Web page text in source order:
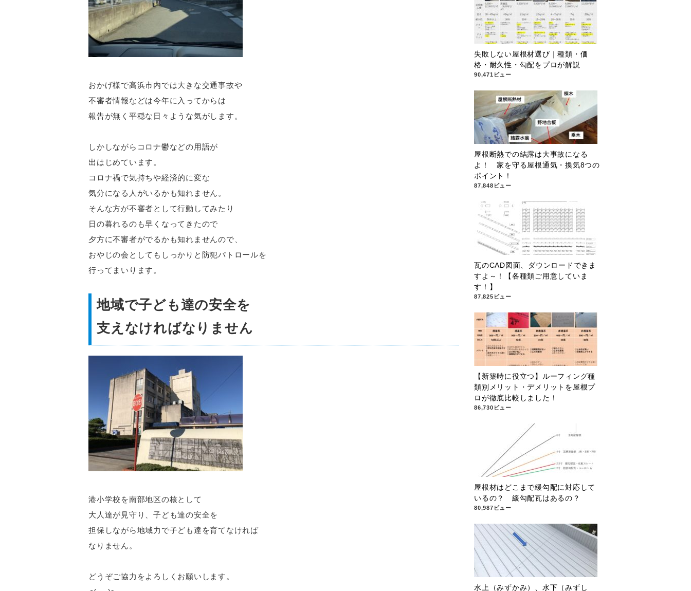
おかげ様で高浜市内では大きな交通事故や
不審者情報などは今年に入ってからは
報告が無く平穏な日々ような気がします。
しかしながらコロナ鬱などの用語が
出はじめています。
コロナ禍で気持ちや経済的に変な
気分になる人がいるかも知れません。
そんな方が不審者として行動してみたり
日の暮れるのも早くなってきたので
夕方に不審者がでるかも知れませんので、
おやじの会としてもしっかりと防犯パトロールを
行ってまいります。
地域で子ども達の安全を
支えなければなりません
港小学校を南部地区の核として
大人達が見守り、子ども達の安全を
担保しながら地域力で子ども達を育てなければ
なりません。
どうぞご協力をよろしくお願いします。
失敗しない屋根材選び｜種類・価
格・耐久性・勾配をプロが解説
90,471ビュー
屋根断熱での結露は大事故になる
よ！ 家を守る屋根通気・換気8つの
ポイント！
87,848ビュー
瓦のCAD図面、ダウンロードできま
すよ～！【各種類ご用意していま
す！】
87,825ビュー
【新築時に役立つ】ルーフィング種
類別メリット・デメリットを屋根プ
ロが徹底比較しました！
86,730ビュー
屋根材はどこまで緩勾配に対応して
いるの？ 緩勾配瓦はあるの？
80,987ビュー
水上（みずかみ）、水下（みずし